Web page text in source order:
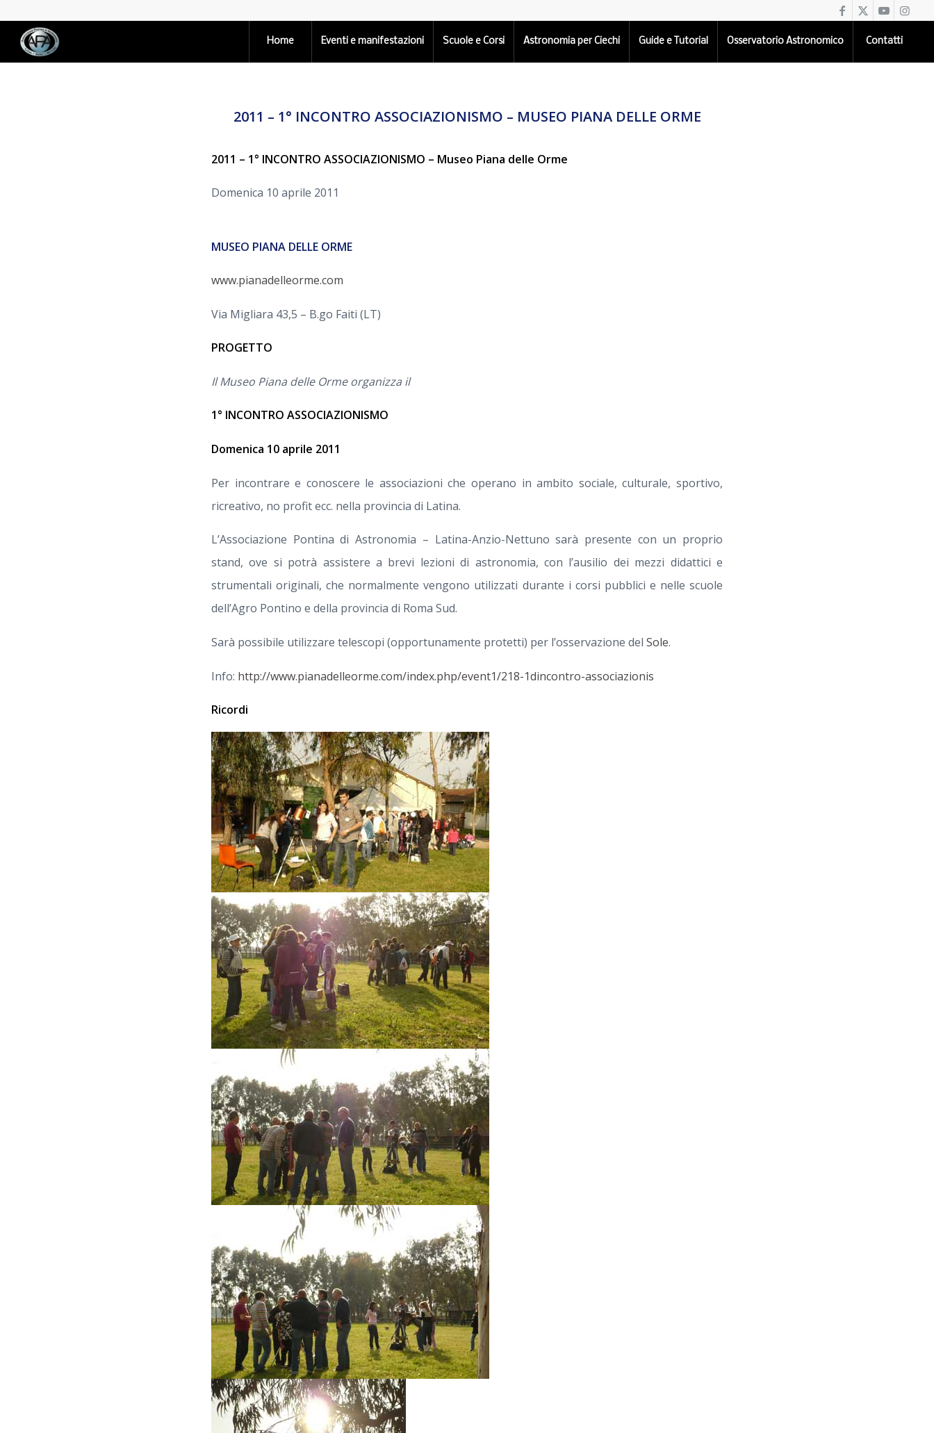
Home Eventi e manifestazioni Scuole e Corsi Astronomia per Ciechi Guide e Tutorial Osservatorio Astronomico Contatti
2011 – 1° INCONTRO ASSOCIAZIONISMO – MUSEO PIANA DELLE ORME
2011 – 1° INCONTRO ASSOCIAZIONISMO – Museo Piana delle Orme
Domenica 10 aprile 2011
MUSEO PIANA DELLE ORME
www.pianadelleorme.com
Via Migliara 43,5 – B.go Faiti (LT)
PROGETTO
Il Museo Piana delle Orme organizza il
1° INCONTRO ASSOCIAZIONISMO
Domenica 10 aprile 2011
Per incontrare e conoscere le associazioni che operano in ambito sociale, culturale, sportivo,
ricreativo, no profit ecc. nella provincia di Latina.
L’Associazione Pontina di Astronomia – Latina-Anzio-Nettuno sarà presente con un proprio
stand, ove si potrà assistere a brevi lezioni di astronomia, con l’ausilio dei mezzi didattici e
strumentali originali, che normalmente vengono utilizzati durante i corsi pubblici e nelle scuole
dell’Agro Pontino e della provincia di Roma Sud.
Sarà possibile utilizzare telescopi (opportunamente protetti) per l’osservazione del Sole.
Info: http://www.pianadelleorme.com/index.php/event1/218-1dincontro-associazionis
Ricordi